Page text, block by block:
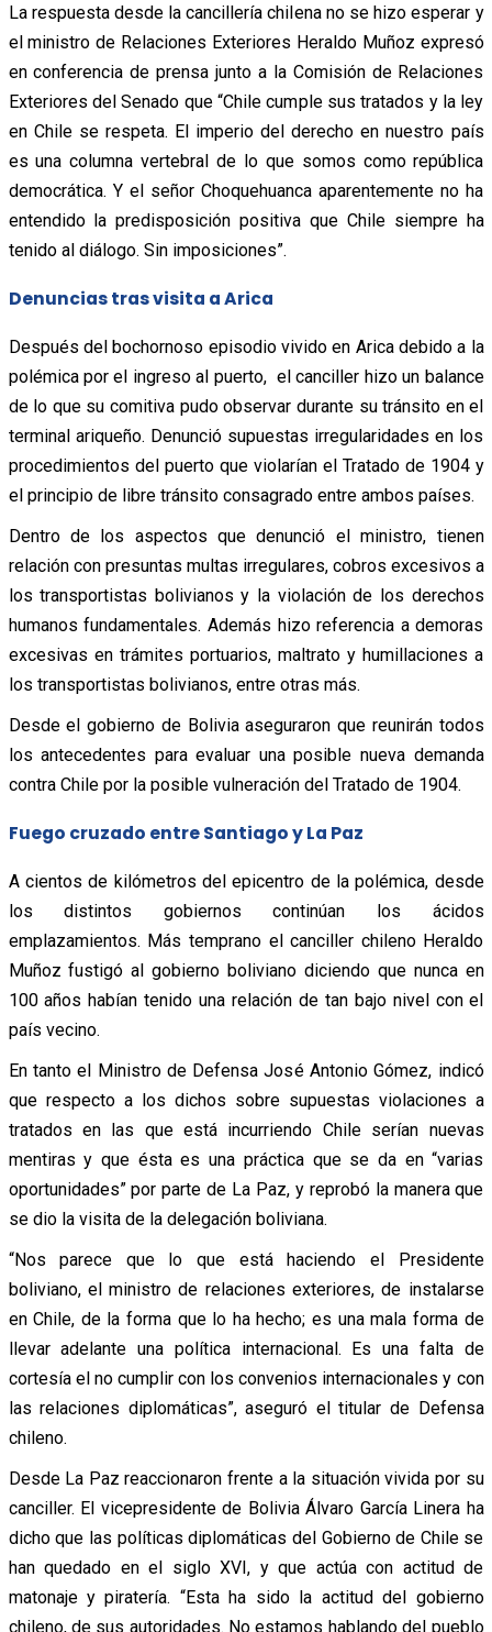
La respuesta desde la cancillería chilena no se hizo esperar y
el ministro de Relaciones Exteriores Heraldo Muñoz expresó
en conferencia de prensa junto a la Comisión de Relaciones
Exteriores del Senado que “Chile cumple sus tratados y la ley
en Chile se respeta. El imperio del derecho en nuestro país
es una columna vertebral de lo que somos como república
democrática. Y el señor Choquehuanca aparentemente no ha
entendido la predisposición positiva que Chile siempre ha
tenido al diálogo. Sin imposiciones”.
Denuncias tras visita a Arica
Después del bochornoso episodio vivido en Arica debido a la
polémica por el ingreso al puerto, el canciller hizo un balance
de lo que su comitiva pudo observar durante su tránsito en el
terminal ariqueño. Denunció supuestas irregularidades en los
procedimientos del puerto que violarían el Tratado de 1904 y
el principio de libre tránsito consagrado entre ambos países.
Dentro de los aspectos que denunció el ministro, tienen
relación con presuntas multas irregulares, cobros excesivos a
los transportistas bolivianos y la violación de los derechos
humanos fundamentales. Además hizo referencia a demoras
excesivas en trámites portuarios, maltrato y humillaciones a
los transportistas bolivianos, entre otras más.
Desde el gobierno de Bolivia aseguraron que reunirán todos
los antecedentes para evaluar una posible nueva demanda
contra Chile por la posible vulneración del Tratado de 1904.
Fuego cruzado entre Santiago y La Paz
A cientos de kilómetros del epicentro de la polémica, desde
los distintos gobiernos continúan los ácidos
emplazamientos. Más temprano el canciller chileno Heraldo
Muñoz fustigó al gobierno boliviano diciendo que nunca en
100 años habían tenido una relación de tan bajo nivel con el
país vecino.
En tanto el Ministro de Defensa José Antonio Gómez, indicó
que respecto a los dichos sobre supuestas violaciones a
tratados en las que está incurriendo Chile serían nuevas
mentiras y que ésta es una práctica que se da en “varias
oportunidades” por parte de La Paz, y reprobó la manera que
se dio la visita de la delegación boliviana.
“Nos parece que lo que está haciendo el Presidente
boliviano, el ministro de relaciones exteriores, de instalarse
en Chile, de la forma que lo ha hecho; es una mala forma de
llevar adelante una política internacional. Es una falta de
cortesía el no cumplir con los convenios internacionales y con
las relaciones diplomáticas”, aseguró el titular de Defensa
chileno.
Desde La Paz reaccionaron frente a la situación vivida por su
canciller. El vicepresidente de Bolivia Álvaro García Linera ha
dicho que las políticas diplomáticas del Gobierno de Chile se
han quedado en el siglo XVI, y que actúa con actitud de
matonaje y piratería. “Esta ha sido la actitud del gobierno
chileno, de sus autoridades. No estamos hablando del pueblo